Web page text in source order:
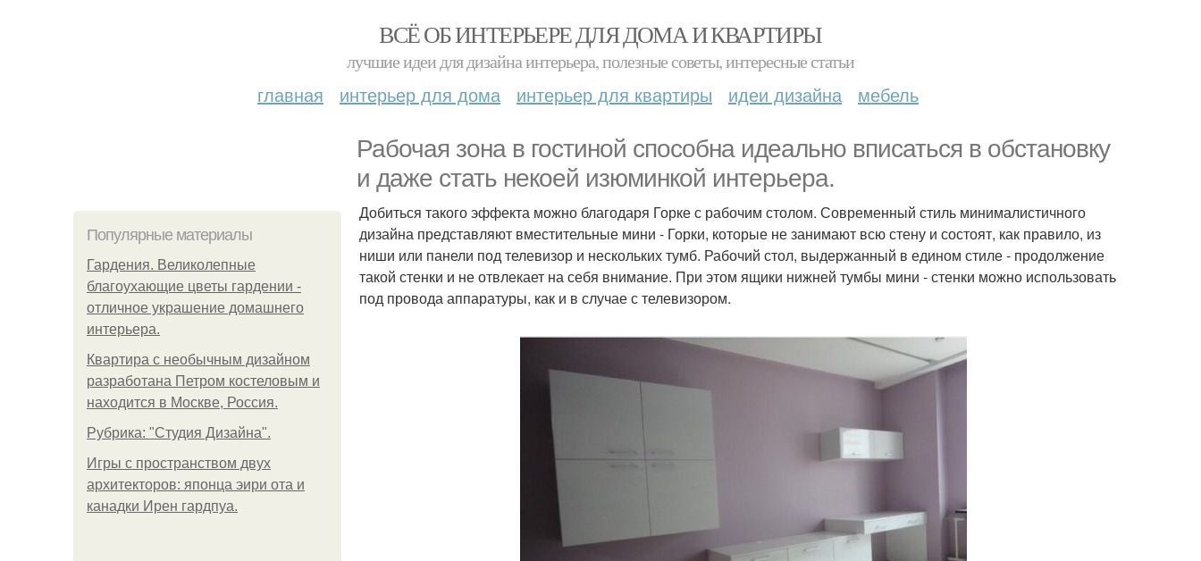
ВСЁ ОБ ИНТЕРЬЕРЕ ДЛЯ ДОМА И КВАРТИРЫ
лучшие идеи для дизайна интерьера, полезные советы, интересные статьи
главная интерьер для дома интерьер для квартиры идеи дизайна мебель
Рабочая зона в гостиной способна идеально вписаться в обстановку
и даже стать некоей изюминкой интерьера.
Популярные материалы
Гардения. Великолепные
благоухающие цветы гардении -
отличное украшение домашнего
интерьера.
Квартира с необычным дизайном
разработана Петром костеловым и
находится в Москве, Россия.
Рубрика: "Студия Дизайна".
Игры с пространством двух
архитекторов: японца эири ота и
канадки Ирен гардпуа.
Добиться такого эффекта можно благодаря Горке с рабочим столом. Современный стиль минималистичного
дизайна представляют вместительные мини - Горки, которые не занимают всю стену и состоят, как правило, из
ниши или панели под телевизор и нескольких тумб. Рабочий стол, выдержанный в едином стиле - продолжение
такой стенки и не отвлекает на себя внимание. При этом ящики нижней тумбы мини - стенки можно использовать
под провода аппаратуры, как и в случае с телевизором.